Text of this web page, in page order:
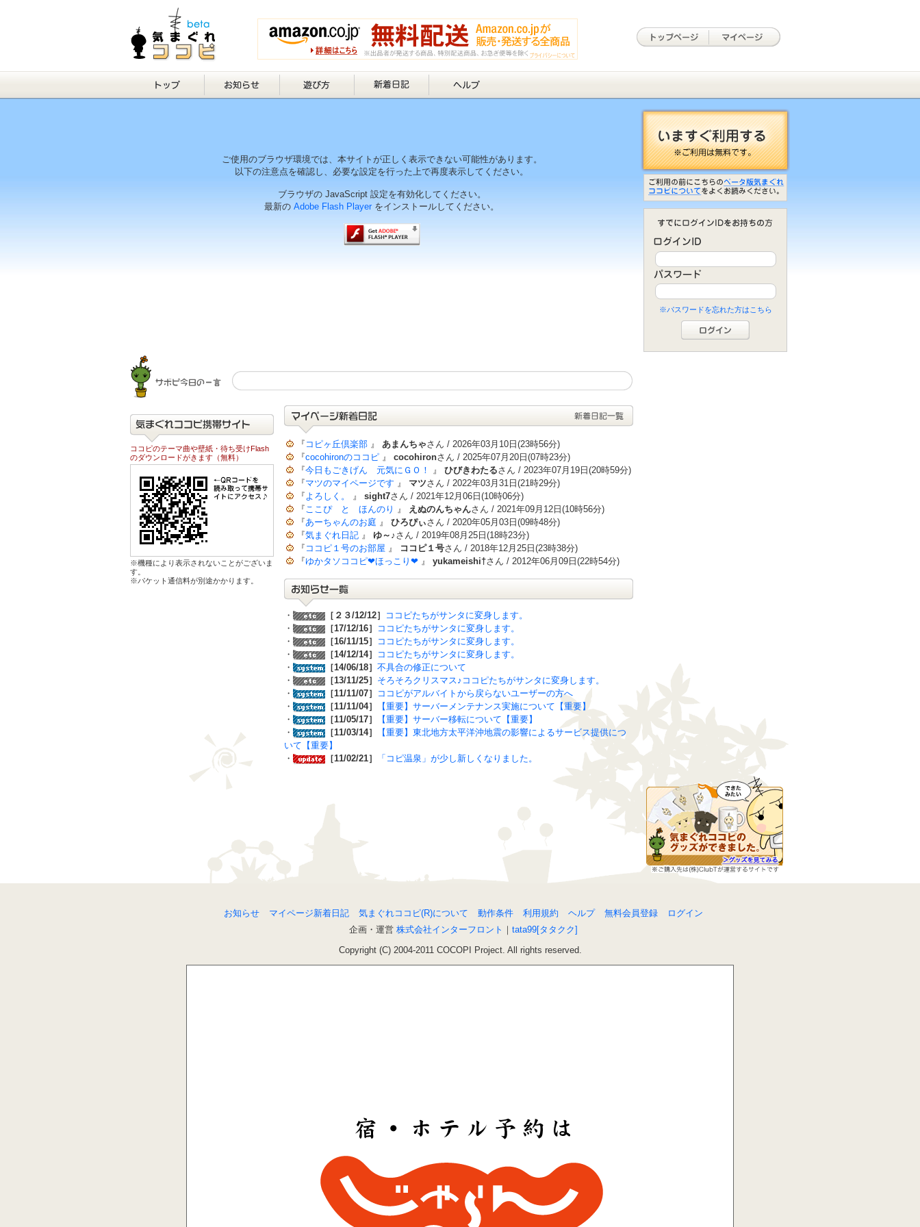
ご使用のブラウザ環境では、本サイトが正しく表示できない可能性があります。
以下の注意点を確認し、必要な設定を行った上で再度表示してください。
ブラウザの JavaScript 設定を有効化してください。
最新の Adobe Flash Player をインストールしてください。
※パスワードを忘れた方はこちら
ココピのテーマ曲や壁紙・待ち受けFlash
のダウンロードがきます（無料）
※機種により表示されないことがございま
す。
※パケット通信料が別途かかります。
『 コピヶ丘倶楽部 』 あまんちゃさん / 2026年03月10日(23時56分)
『cocohironのココピ 』 cocohironさん / 2025年07月20日(07時23分)
『今日もごきげん 元気にＧＯ！ 』 ひびきわたるさん / 2023年07月19日(20時59分)
『マツのマイページです 』 マツさん / 2022年03月31日(21時29分)
『よろしく。 』 sight7さん / 2021年12月06日(10時06分)
『ここぴ と ほんのり 』 えぬのんちゃんさん / 2021年09月12日(10時56分)
『あーちゃんのお庭 』 ひろぴぃさん / 2020年05月03日(09時48分)
『気まぐれ日記 』 ゆ～♪さん / 2019年08月25日(18時23分)
『 ココピ１号のお部屋 』 ココピ１号さん / 2018年12月25日(23時38分)
『ゆかタソココピ❤ほっこり❤ 』 yukameishi†さん / 2012年06月09日(22時54分)
・ ［２３/12/12］
ココピたちがサンタに変身します。
・
［17/12/16］
ココピたちがサンタに変身します。
・
［16/11/15］
ココピたちがサンタに変身します。
・
［14/12/14］
ココピたちがサンタに変身します。
・
［14/06/18］ 不具合の修正について
・
［13/11/25］ そろそろクリスマス♪ココピたちがサンタに変身します。
・
［11/11/07］
ココピがアルバイトから戻らないユーザーの方へ
・
［11/11/04］
【重要】サーバーメンテナンス実施について【重要】
・
［11/05/17］
【重要】サーバー移転について【重要】
・
［11/03/14］
【重要】東北地方太平洋沖地震の影響によるサービス提供につ
いて【重要】
・
［11/02/21］ 「コピ温泉」が少し新しくなりました。
お知らせ マイページ新着日記 気まぐれココピ(R)について 動作条件 利用規約 ヘルプ 無料会員登録
ログイン
企画・運営 株式会社インターフロント ｜ tata99[タタクク]
Copyright (C) 2004-2011 COCOPI Project. All rights reserved.